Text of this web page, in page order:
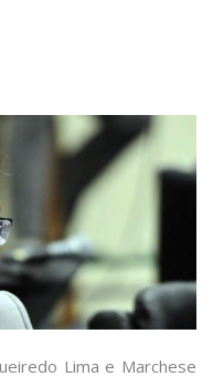
Lima e Marchese